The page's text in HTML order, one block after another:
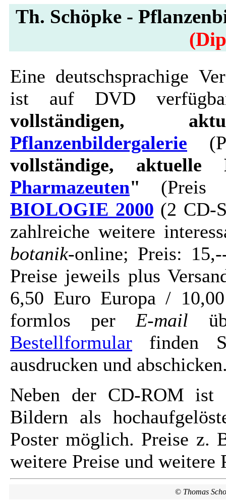
Th. Schöpke -
Eine deutschsprachige
ist auf DVD
vollständigen,
Pflanzenbildergalerie
vollständige, aktuelle
Pharmazeuten" (Preis
BIOLOGIE 2000 (2 CD-
zahlreiche weitere
botanik-online; Preis:
Preise jeweils plus
6,50 Euro Europa /
formlos perE-mail
Bestellformular finden
ausdrucken und
Neben der CD-ROM ist
Bildern als
Poster möglich. Preise z.
weitere Preise und weitere
© Thomas